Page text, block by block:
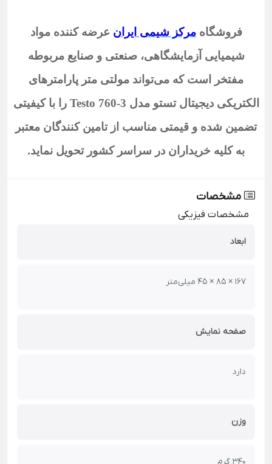
فروشگاه مرکز شیمی ایران عرضه کننده مواد
شیمیایی آزمایشگاهی، صنعتی و صنایع مربوطه
مفتخر است که می‌تواند مولتی متر پارامترهای
الکتریکی دیجیتال تستو مدل Testo 760-3
را با کیفیتی
تضمین شده و قیمتی مناسب از تامین کنندگان معتبر
به کلیه خریداران در سراسر کشور تحویل نماید.
مشخصات
مشخصات فیزیکی
ابعاد
167 × 85 × 45 میلی‌متر
صفحه نمایش
دارد
وزن